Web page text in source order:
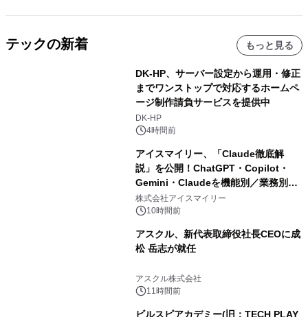
テックの新着 もっと見る
DK-HP、サーバー設定から運用・修正
までワンストップで対応するホームペ
ージ制作請負サービスを提供中
DK-HP
4時間前
アイスマイリー、「Claude徹底解
説」を公開！ChatGPT・Copilot・
Gemini・Claudeを機能別／業務別に
比較―自社に合う生成AIの選び方がわ
かる実践ガイド
株式会社アイスマイリー
10時間前
アスクル、新代表取締役社長CEOに成
松 岳志が就任
アスクル株式会社
11時間前
ビルスピアカデミー(旧：TECH PLAY